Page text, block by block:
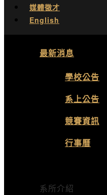
媒體徵才
English
最新消息
學校公告
系上公告
競賽資訊
行事曆
系所介紹